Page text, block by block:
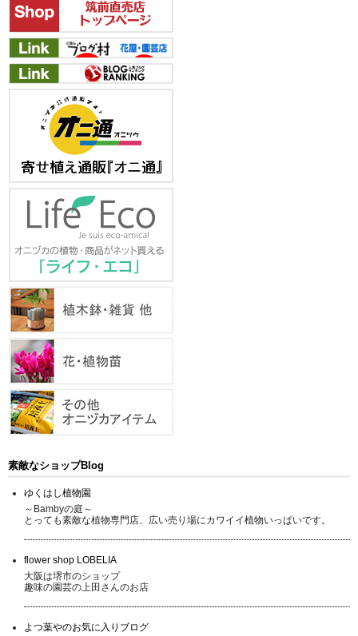
素敵なショップBlog
ゆくはし植物園
～Bambyの庭～
とっても素敵な植物専門店、広い売り場にカワイイ植物いっぱいです。
flower shop LOBELIA
大阪は堺市のショップ
趣味の園芸の上田さんのお店
よつ葉やのお気に入りブログ